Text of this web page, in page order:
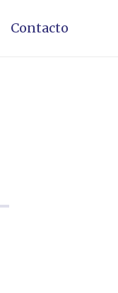
Contacto